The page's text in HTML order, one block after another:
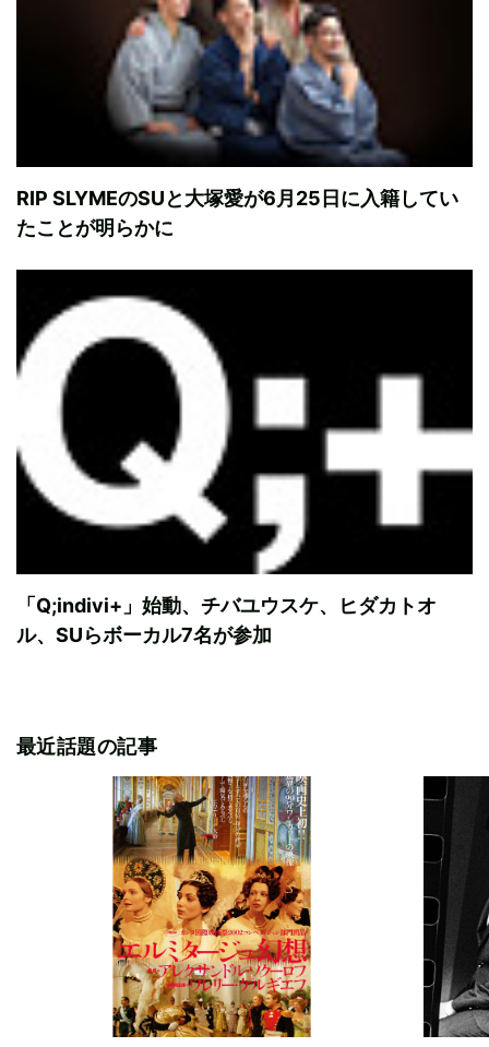
RIP SLYMEのSUと大塚愛が6月25日に入籍してい
たことが明らかに
「Q;indivi+」始動、チバユウスケ、ヒダカトオ
ル、SUらボーカル7名が参加
最近話題の記事